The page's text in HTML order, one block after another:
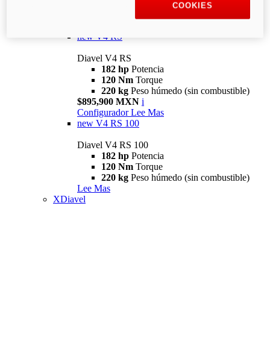
new V4 RS
Diavel V4 RS
182 hp Potencia
120 Nm Torque
220 kg Peso húmedo (sin combustible)
$895,900 MXN i
Configurador Lee Mas
new V4 RS 100
Diavel V4 RS 100
182 hp Potencia
120 Nm Torque
220 kg Peso húmedo (sin combustible)
Lee Mas
XDiavel
COOKIES